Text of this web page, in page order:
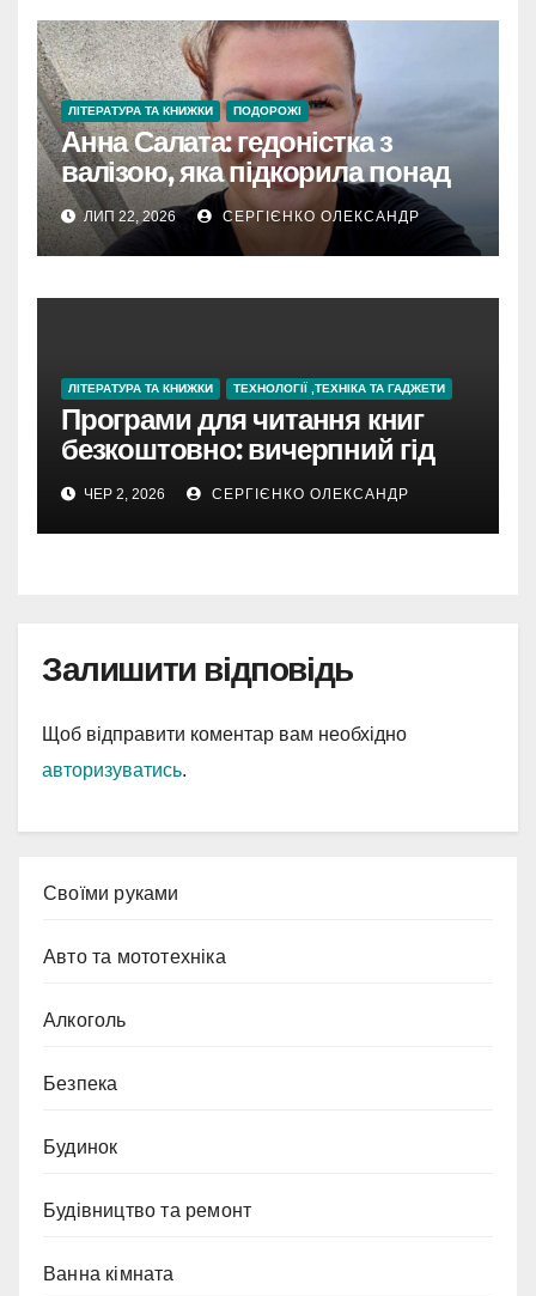
ЛІТЕРАТУРА ТА КНИЖКИ ПОДОРОЖІ
Анна Салата: гедоністка з
валізою, яка підкорила понад
60 країн
ЛИП 22, 2026 СЕРГІЄНКО ОЛЕКСАНДР
ЛІТЕРАТУРА ТА КНИЖКИ ТЕХНОЛОГІЇ ,ТЕХНІКА ТА ГАДЖЕТИ
Програми для читання книг
безкоштовно: вичерпний гід
для початківців і просунутих
читачів
ЧЕР 2, 2026 СЕРГІЄНКО ОЛЕКСАНДР
Залишити відповідь
Щоб відправити коментар вам необхідно
авторизуватись.
Cвоїми руками
Авто та мототехніка
Алкоголь
Безпека
Будинок
Будівництво та ремонт
Ванна кімната